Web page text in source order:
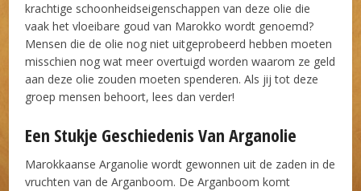
krachtige schoonheidseigenschappen van deze olie die
vaak het vloeibare goud van Marokko wordt genoemd?
Mensen die de olie nog niet uitgeprobeerd hebben moeten
misschien nog wat meer overtuigd worden waarom ze geld
aan deze olie zouden moeten spenderen. Als jij tot deze
groep mensen behoort, lees dan verder!
Een Stukje Geschiedenis Van Arganolie
Marokkaanse Arganolie wordt gewonnen uit de zaden in de
vruchten van de Arganboom. De Arganboom komt